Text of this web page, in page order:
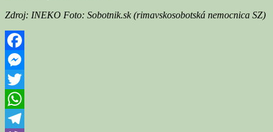
Zdroj: INEKO Foto: Sobotnik.sk (rimavskosobotská nemocnica SZ)
Facebook
Messenger
Twitter
WhatsApp